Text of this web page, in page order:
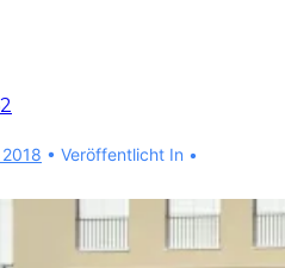
Veröffentlicht In